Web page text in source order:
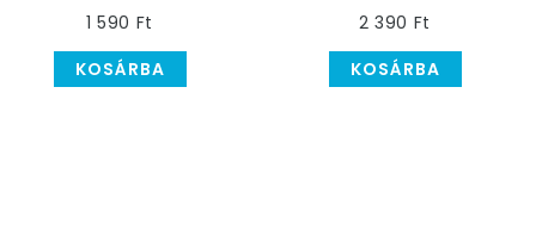
1 590 Ft
KOSÁRBA
2 390 Ft
KOSÁRBA